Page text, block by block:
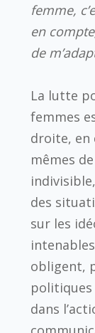
femme,
en
de
La lutte
femmes
droite, en
mêmes
des
sur les
obligent,
politiques
dans